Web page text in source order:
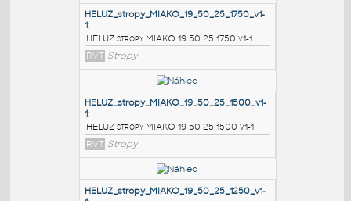
PODOBNÉ BLOKY
HELUZ_stropy_MIAKO_19_50_23_2000_v1-
HELUZ stropy MIAKO 19 50 23 2000 v1-1
Stropy
HELUZ_stropy_MIAKO_19_50_25_1750_v1-
1:
HELUZ stropy MIAKO 19 50 25 1750 v1-1